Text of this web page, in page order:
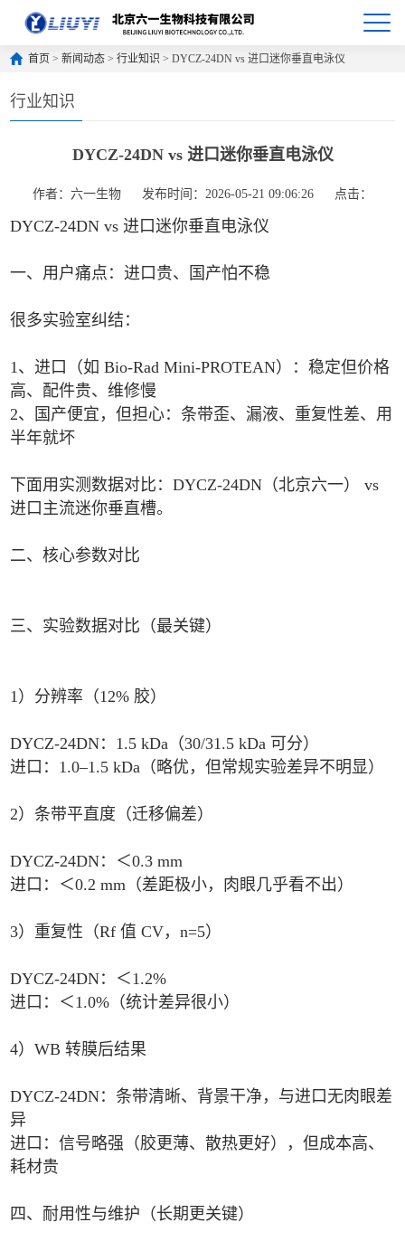
首页 >新闻动态 >行业知识 > DYCZ‑24DN vs 进口迷你垂直电泳仪
行业知识
DYCZ‑24DN vs 进口迷你垂直电泳仪
作者：六一生物 发布时间：2026-05-21 09:06:26 点击：
DYCZ‑24DN vs 进口迷你垂直电泳仪
一、用户痛点：进口贵、国产怕不稳
很多实验室纠结：
1、进口（如 Bio‑Rad Mini‑PROTEAN）：稳定但价格
高、配件贵、维修慢
2、国产便宜，但担心：条带歪、漏液、重复性差、用
半年就坏
下面用实测数据对比：DYCZ‑24DN（北京六一） vs
进口主流迷你垂直槽。
二、核心参数对比
三、实验数据对比（最关键）
1）分辨率（12% 胶）
DYCZ‑24DN：1.5 kDa（30/31.5 kDa 可分）
进口：1.0–1.5 kDa（略优，但常规实验差异不明显）
2）条带平直度（迁移偏差）
DYCZ‑24DN：＜0.3 mm
进口：＜0.2 mm（差距极小，肉眼几乎看不出）
3）重复性（Rf 值 CV，n=5）
DYCZ‑24DN：＜1.2%
进口：＜1.0%（统计差异很小）
4）WB 转膜后结果
DYCZ‑24DN：条带清晰、背景干净，与进口无肉眼差
异
进口：信号略强（胶更薄、散热更好），但成本高、
耗材贵
四、耐用性与维护（长期更关键）